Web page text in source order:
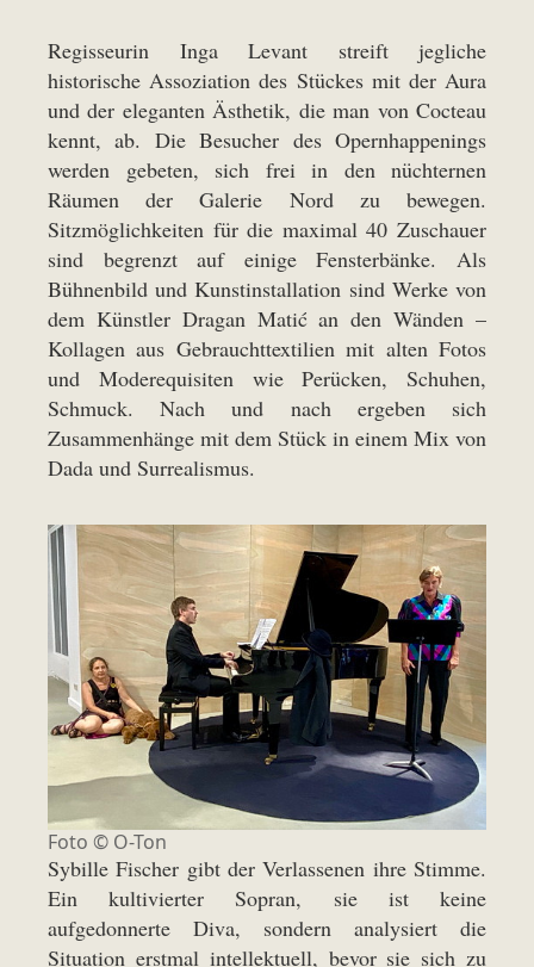
Regisseurin Inga Levant streift jegliche
historische Assoziation des Stückes mit der Aura
und der eleganten Ästhetik, die man von Cocteau
kennt, ab. Die Besucher des Opernhappenings
werden gebeten, sich frei in den nüchternen
Räumen der Galerie Nord zu bewegen.
Sitzmöglichkeiten für die maximal 40 Zuschauer
sind begrenzt auf einige Fensterbänke. Als
Bühnenbild und Kunstinstallation sind Werke von
dem Künstler Dragan Matić an den Wänden –
Kollagen aus Gebrauchttextilien mit alten Fotos
und Moderequisiten wie Perücken, Schuhen,
Schmuck. Nach und nach ergeben sich
Zusammenhänge mit dem Stück in einem Mix von
Dada und Surrealismus.
Foto © O-Ton
Sybille Fischer gibt der Verlassenen ihre Stimme.
Ein kultivierter Sopran, sie ist keine
aufgedonnerte Diva, sondern analysiert die
Situation erstmal intellektuell, bevor sie sich zu